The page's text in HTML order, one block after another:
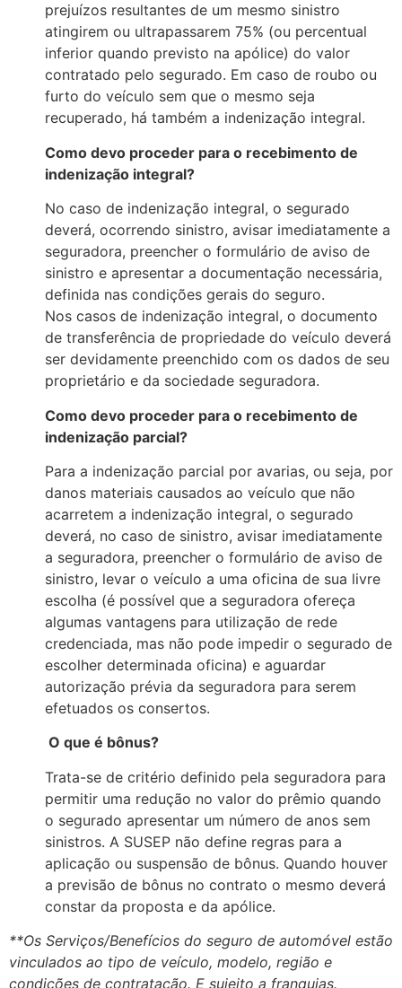
prejuízos resultantes de um mesmo sinistro
atingirem ou ultrapassarem 75% (ou percentual
inferior quando previsto na apólice) do valor
contratado pelo segurado. Em caso de roubo ou
furto do veículo sem que o mesmo seja
recuperado, há também a indenização integral.
Como devo proceder para o recebimento de
indenização integral?
No caso de indenização integral, o segurado
deverá, ocorrendo sinistro, avisar imediatamente a
seguradora, preencher o formulário de aviso de
sinistro e apresentar a documentação necessária,
definida nas condições gerais do seguro.
Nos casos de indenização integral, o documento
de transferência de propriedade do veículo deverá
ser devidamente preenchido com os dados de seu
proprietário e da sociedade seguradora.
Como devo proceder para o recebimento de
indenização parcial?
Para a indenização parcial por avarias, ou seja, por
danos materiais causados ao veículo que não
acarretem a indenização integral, o segurado
deverá, no caso de sinistro, avisar imediatamente
a seguradora, preencher o formulário de aviso de
sinistro, levar o veículo a uma oficina de sua livre
escolha (é possível que a seguradora ofereça
algumas vantagens para utilização de rede
credenciada, mas não pode impedir o segurado de
escolher determinada oficina) e aguardar
autorização prévia da seguradora para serem
efetuados os consertos.
O que é bônus?
Trata-se de critério definido pela seguradora para
permitir uma redução no valor do prêmio quando
o segurado apresentar um número de anos sem
sinistros. A SUSEP não define regras para a
aplicação ou suspensão de bônus. Quando houver
a previsão de bônus no contrato o mesmo deverá
constar da proposta e da apólice.
**Os Serviços/Benefícios do seguro de automóvel estão
vinculados ao tipo de veículo, modelo, região e
condições de contratação. E sujeito a franquias.